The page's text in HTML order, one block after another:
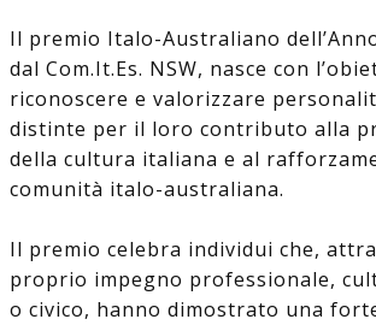
Il premio Italo-Australiano
dal Com.It.Es. NSW, nasce con
riconoscere e valorizzare
distinte per il loro contributo alla
della cultura italiana e al
comunità italo-australiana.
Il premio celebra individui che,
proprio impegno professionale,
o civico, hanno dimostrato una